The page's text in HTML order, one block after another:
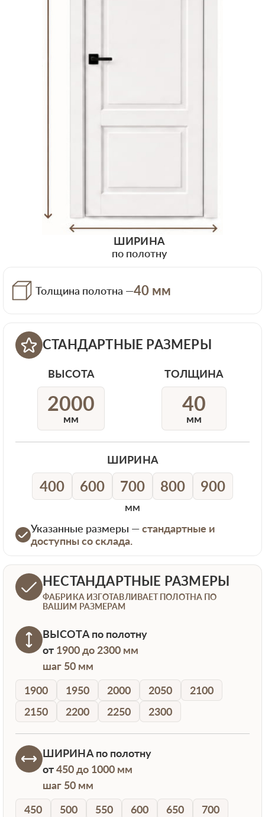
ШИРИНА
по полотну
Толщина полотна —40 мм
СТАНДАРТНЫЕ РАЗМЕРЫ
ВЫСОТА
2000
мм
ШИРИНА
400 600 700 800 900
мм
ТОЛЩИНА
40
мм
Указанные размеры —стандартные и
доступны со склада.
НЕСТАНДАРТНЫЕ РАЗМЕРЫ
ФАБРИКА ИЗГОТАВЛИВАЕТ ПОЛОТНА ПО
ВАШИМ РАЗМЕРАМ
ВЫСОТАпо полотну
от 1900 до 2300 мм
шаг 50 мм
1900
1950 2000 2050
2100
2150
2200 2250 2300
ШИРИНАпо полотну
от450 до 1000 мм
шаг 50 мм
450
500 550 600 650
700